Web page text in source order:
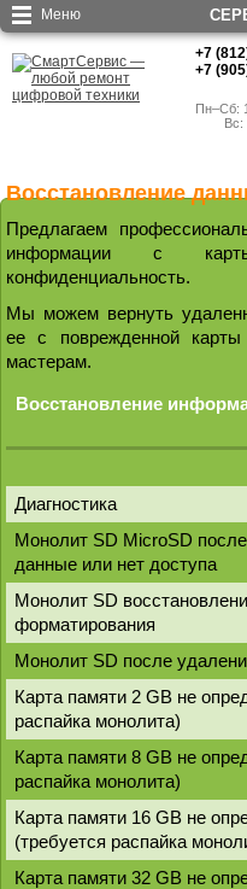
+7
+7
Пн–Сб:
Вс:
Меню
Восстановление
Предлагаем
информации с
конфиденциальность.
Мы можем вернуть
ее с поврежденной
мастерам.
Восстановление
Диагностика
Монолит SD MicroSD
данные или нет доступа
Монолит SD
форматирования
Монолит SD после
Карта памяти 2 GB не
распайка монолита)
Карта памяти 8 GB не
распайка монолита)
Карта памяти 16 GB не
(требуется распайка
Карта памяти 32 GB не